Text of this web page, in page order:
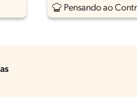
Pensando ao